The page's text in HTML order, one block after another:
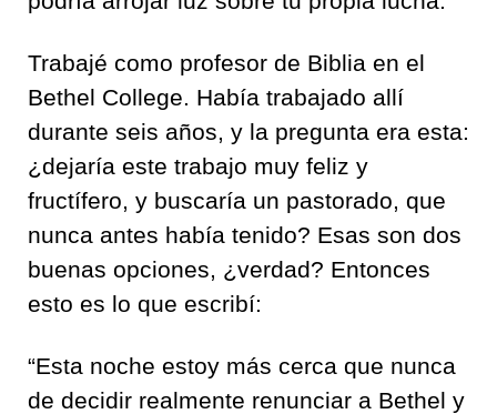
Trabajé como profesor de Biblia en el
Bethel College. Había trabajado allí
durante seis años, y la pregunta era esta:
¿dejaría este trabajo muy feliz y
fructífero, y buscaría un pastorado, que
nunca antes había tenido? Esas son dos
buenas opciones, ¿verdad? Entonces
esto es lo que escribí:
“Esta noche estoy más cerca que nunca
de decidir realmente renunciar a Bethel y